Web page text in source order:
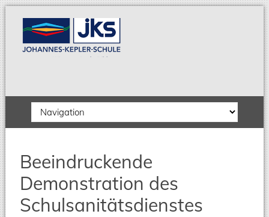
Zielseite
Beeindruckende
Demonstration des
Schulsanitätsdienstes